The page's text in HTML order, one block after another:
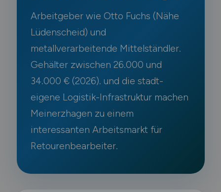
Arbeitgeber wie Otto Fuchs (Nähe
Lüdenscheid) und
metallverarbeitende Mittelständler.
Gehälter zwischen 26.000 und
34.000 € (2026). und die stadt-
eigene Logistik-Infrastruktur machen
Meinerzhagen zu einem
interessanten Arbeitsmarkt für
Retourenbearbeiter.